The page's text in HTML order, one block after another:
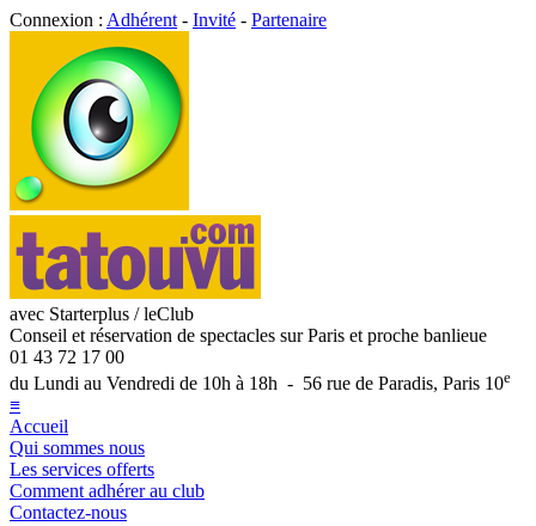
Connexion : Adhérent - Invité - Partenaire
avec Starterplus / leClub
Conseil et réservation de spectacles sur Paris et proche banlieue
01 43 72 17 00
du Lundi au Vendredi de 10h à 18h - 56 rue de Paradis, Paris 10e
≡
Accueil
Qui sommes nous
Les services offerts
Comment adhérer au club
Contactez-nous